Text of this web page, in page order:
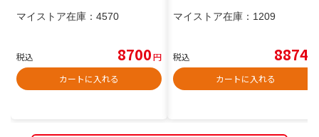
マイストア在庫： 4570
税込 8700円
カートに入れる
マイストア在庫： 1209
税込 8874
カートに入れる